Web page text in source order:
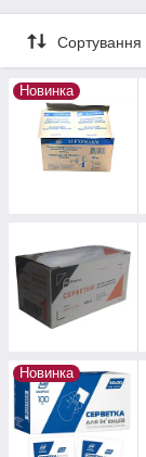
Сортування
Новинка
Новинка